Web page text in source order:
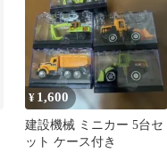
¥ 1,600
建設機械 ミニカー 5台セ
ット ケース付き